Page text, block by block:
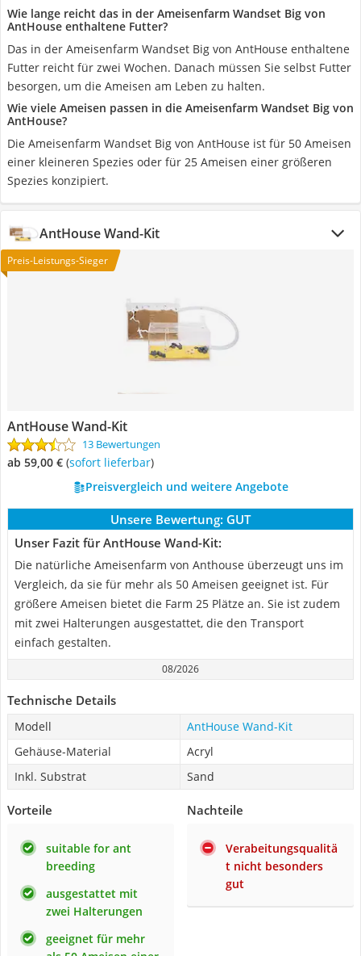
Wie lange reicht das in der Ameisenfarm Wandset Big von
AntHouse enthaltene Futter?
Das in der Ameisenfarm Wandset Big von AntHouse enthaltene
Futter reicht für zwei Wochen. Danach müssen Sie selbst Futter
besorgen, um die Ameisen am Leben zu halten.
Wie viele Ameisen passen in die Ameisenfarm Wandset Big von
AntHouse?
Die Ameisenfarm Wandset Big von AntHouse ist für 50 Ameisen
einer kleineren Spezies oder für 25 Ameisen einer größeren
Spezies konzipiert.
AntHouse Wand-Kit
Preis-Leistungs-Sieger
AntHouse Wand-Kit
13 Bewertungen
ab 59,00 € ( Sofort lieferbar)
Preisvergleich und weitere Angebote
Unsere Bewertung: GUT
Unser Fazit für AntHouse Wand-Kit:
Die natürliche Ameisenfarm von Anthouse überzeugt uns im
Vergleich, da sie für mehr als 50 Ameisen geeignet ist. Für
größere Ameisen bietet die Farm 25 Plätze an. Sie ist zudem
mit zwei Halterungen ausgestattet, die den Transport
einfach gestalten.
08/2026
Technische Details
Modell
AntHouse Wand-Kit
Gehäuse-Material
Acryl
Inkl. Substrat
Sand
Vorteile
suitable for ant
breeding
ausgestattet mit
zwei Halterungen
geeignet für mehr
Nachteile
Verabeitungsqualitä
t nicht besonders
gut